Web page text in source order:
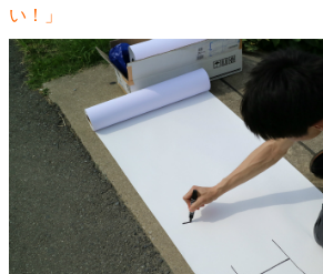
い！」